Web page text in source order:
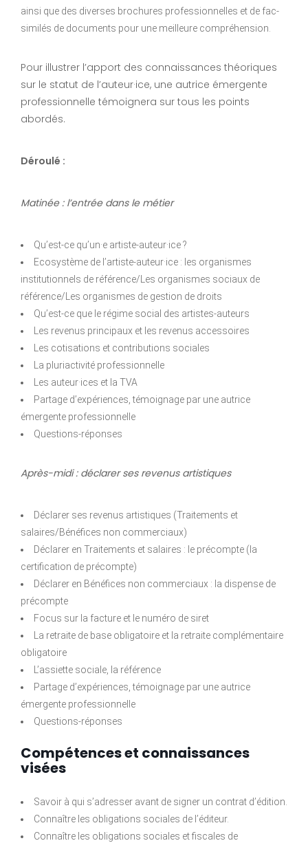
ainsi que des diverses brochures professionnelles et de fac-
similés de documents pour une meilleure compréhension.
Pour illustrer l’apport des connaissances théoriques
sur le statut de l’auteur·ice, une autrice émergente
professionnelle témoignera sur tous les points
abordés.
Déroulé :
Matinée : l’entrée dans le métier
Qu’est-ce qu’un·e artiste-auteur·ice ?
Ecosystème de l’artiste-auteur·ice : les organismes
institutionnels de référence/Les organismes sociaux de
référence/Les organismes de gestion de droits
Qu’est-ce que le régime social des artistes-auteurs
Les revenus principaux et les revenus accessoires
Les cotisations et contributions sociales
La pluriactivité professionnelle
Les auteur·ices et la TVA
Partage d’expériences, témoignage par une autrice
émergente professionnelle
Questions-réponses
Après-midi : déclarer ses revenus artistiques
Déclarer ses revenus artistiques (Traitements et
salaires/Bénéfices non commerciaux)
Déclarer en Traitements et salaires : le précompte (la
certification de précompte)
Déclarer en Bénéfices non commerciaux : la dispense de
précompte
Focus sur la facture et le numéro de siret
La retraite de base obligatoire et la retraite complémentaire
obligatoire
L’assiette sociale, la référence
Partage d’expériences, témoignage par une autrice
émergente professionnelle
Questions-réponses
Compétences et connaissances
visées
Savoir à qui s’adresser avant de signer un contrat d’édition.
Connaître les obligations sociales de l’éditeur.
Connaître les obligations sociales et fiscales de